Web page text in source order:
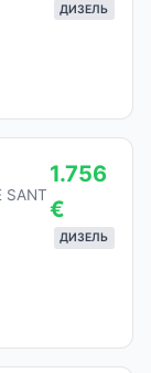
ДИЗЕЛЬ
SANT
1.756
€
ДИЗЕЛЬ